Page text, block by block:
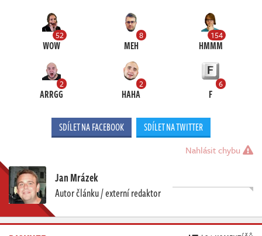
52
WOW
8
MEH
154
HMMM
2
ARRGG
2
HAHA
6
F
SDÍLET NA FACEBOOK SDÍLET NA TWITTER
Nahlásit chybu
Jan Mrázek
Autor článku / externí redaktor